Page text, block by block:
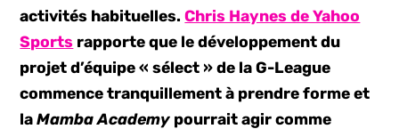
activités habituelles.Chris Haynes de Yahoo
Sports rapporte que le développement du
projet d’équipe « sélect » de la G-League
commence tranquillement à prendre forme et
laMamba Academy pourrait agir comme